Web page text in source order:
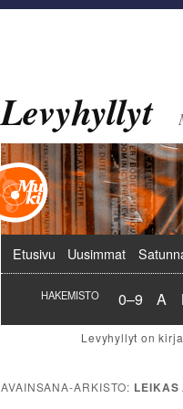
Levyhyllyt
Päävalikko
Etusivu Uusimmat
HAKEMISTO 0–9 A
AVAINSANA-ARKISTO: LEIKAS